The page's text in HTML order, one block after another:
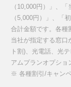
（10,000円）」、
（5,000円）」、「
合計金額です。各種
当社が指定する窓口
ト割)、光電話、光
アムプランオプショ
※ 各種割引/キャン